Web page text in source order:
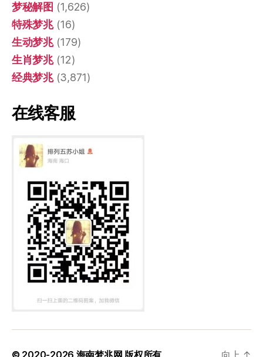
梦秘解图 (1,626)
特殊梦兆(16)
生动梦兆(179)
生肖梦兆(12)
经典梦兆(3,871)
在线客服